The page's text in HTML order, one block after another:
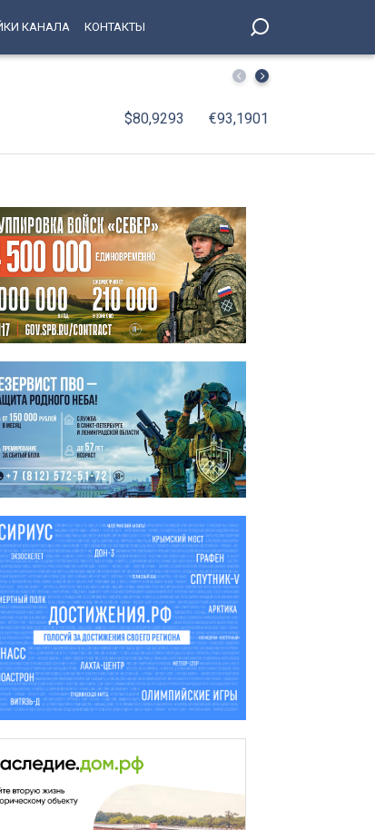
КАНАЛА КОНТАКТЫ
В Петербург вернулись юные победители
$80,9293 €93,1901